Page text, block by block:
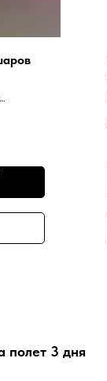
на
полет 3 дня